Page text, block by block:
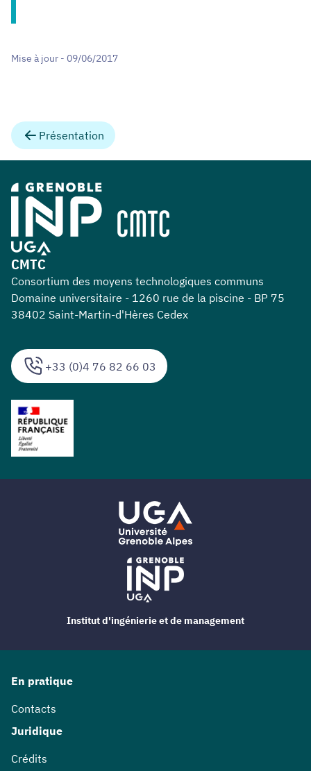
Mise à jour - 09/06/2017
Présentation
+33 (0)4 76 82 66 03
CMTC
Consortium des moyens technologiques communs
Domaine universitaire - 1260 rue de la piscine - BP 75
38402 Saint-Martin-d'Hères Cedex
En pratique
Contacts
Juridique
Crédits
Institut d'ingénierie et de management